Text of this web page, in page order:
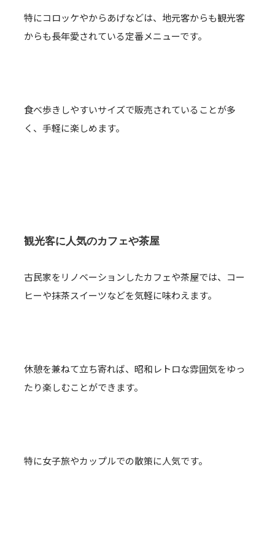
特にコロッケやからあげなどは、地元客からも観光客
からも長年愛されている定番メニューです。
食べ歩きしやすいサイズで販売されていることが多
く、手軽に楽しめます。
観光客に人気のカフェや茶屋
古民家をリノベーションしたカフェや茶屋では、コー
ヒーや抹茶スイーツなどを気軽に味わえます。
休憩を兼ねて立ち寄れば、昭和レトロな雰囲気をゆっ
たり楽しむことができます。
特に女子旅やカップルでの散策に人気です。